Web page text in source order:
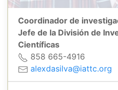
Coordinador de
Jefe de la División de
Científicas
858 665-4916
alexdasilva@iattc.org